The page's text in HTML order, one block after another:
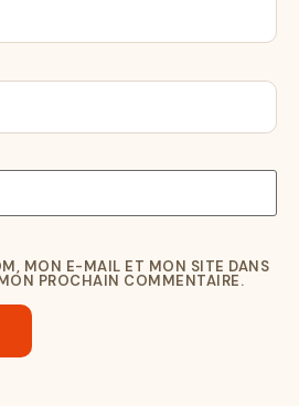
MON E-MAIL ET MON SITE DANS
PROCHAIN COMMENTAIRE.